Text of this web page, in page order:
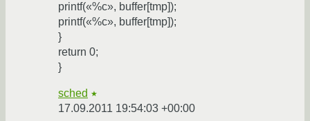
printf(«%c», buffer[tmp]);
printf(«%c», buffer[tmp]);
}
return 0;
}
sched ★
17.09.2011 19:54:03 +00:00